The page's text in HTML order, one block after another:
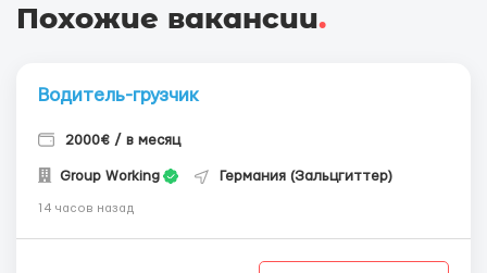
Похожие вакансии.
Водитель-грузчик
2000€ / в месяц
Group Working Германия (Зальцгиттер)
14 часов назад